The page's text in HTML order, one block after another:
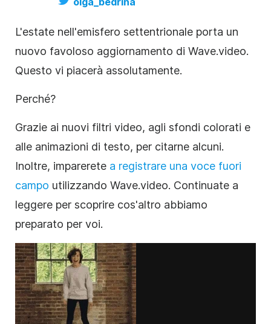
L'estate nell'emisfero settentrionale porta un
nuovo favoloso aggiornamento di Wave.video.
Questo vi piacerà assolutamente.
Perché?
Grazie ai nuovi filtri video, agli sfondi colorati e
alle animazioni di testo, per citarne alcuni.
Inoltre, imparerete a registrare una voce fuori
campo utilizzando Wave.video. Continuate a
leggere per scoprire cos'altro abbiamo
preparato per voi.